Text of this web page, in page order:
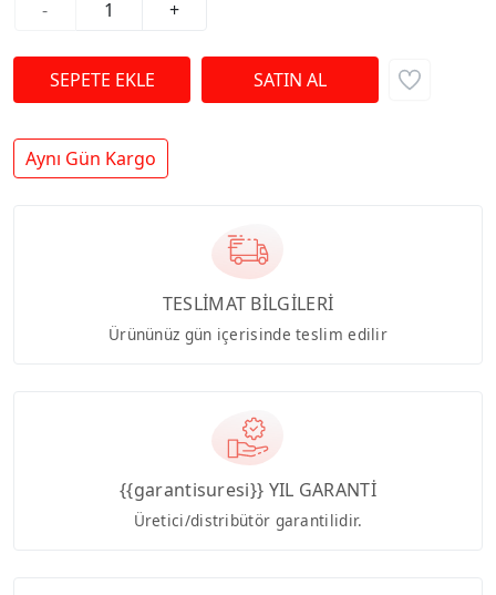
-
+
Aynı Gün Kargo
TESLİMAT BİLGİLERİ
Ürününüz gün içerisinde teslim edilir
{{garantisuresi}} YIL GARANTİ
Üretici/distribütör garantilidir.